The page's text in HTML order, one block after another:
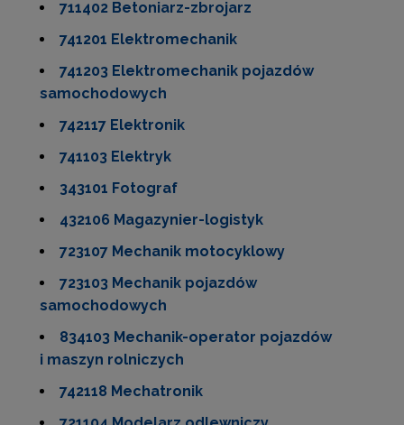
711402 Betoniarz-zbrojarz
741201 Elektromechanik
741203 Elektromechanik pojazdów
samochodowych
742117 Elektronik
741103 Elektryk
343101 Fotograf
432106 Magazynier-logistyk
723107 Mechanik motocyklowy
723103 Mechanik pojazdów
samochodowych
834103 Mechanik-operator pojazdów
i maszyn rolniczych
742118 Mechatronik